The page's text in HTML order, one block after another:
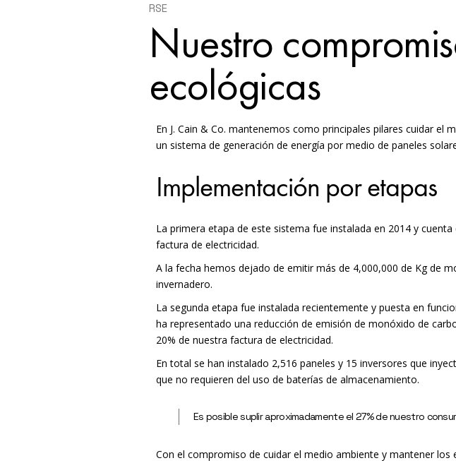
RSE
Nuestro
ecológicas
En J. Cain & Co. mantenemos como principales pilares cuidar
un sistema de generación de energía por medio de paneles
Implementación por etapas
La primera etapa de este sistema fue instalada en 2014 y
factura de electricidad.
A la fecha hemos dejado de emitir más de 4,000,000 de Kg de
invernadero.
La segunda etapa fue instalada recientemente y puesta en
ha representado una reducción de emisión de monóxido de
20% de nuestra factura de electricidad.
En total se han instalado 2,516 paneles y 15 inversores que
que no requieren del uso de baterías de almacenamiento.
Es posible suplir aproximadamente el 27% de nuestro
Con el compromiso de cuidar el medio ambiente y mantener